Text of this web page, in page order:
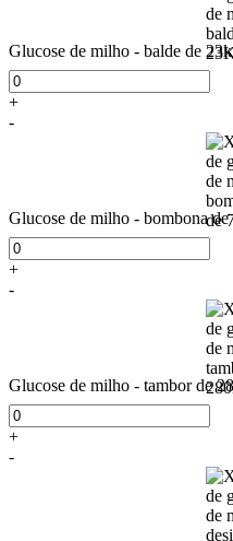
Glucose de milho - balde de
+
-
Glucose de milho - bombona
+
-
Glucose de milho - tambor de
+
-